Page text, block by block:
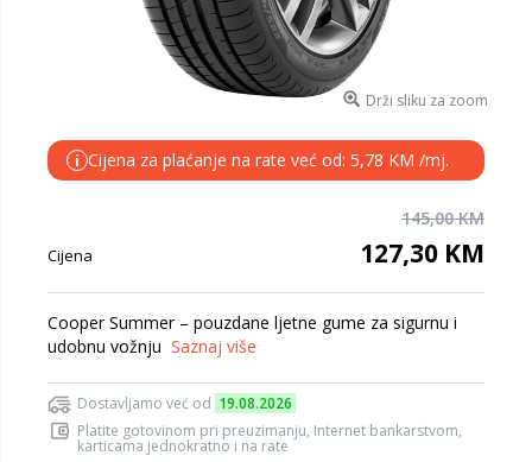
Drži sliku za zoom
i Cijena za plaćanje na rate već od: 5,78 KM /mj.
145,00 KM
Cijena 127,30 KM
Cooper Summer – pouzdane ljetne gume za sigurnu i
udobnu vožnju Saznaj više
Dostavljamo već od 19.08.2026
Platite gotovinom pri preuzimanju, Internet bankarstvom,
karticama jednokratno i na rate